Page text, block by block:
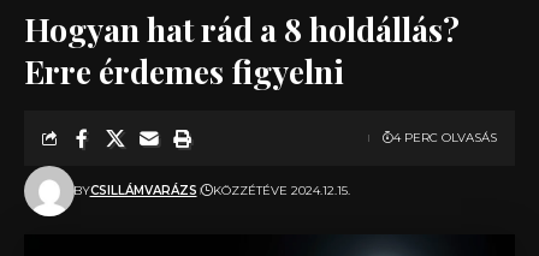
Hogyan hat rád a 8 holdállás?
Erre érdemes figyelni
BYCSILLÁMVARÁZS KÖZZÉTÉVE 2024.12.15.
4 PERC OLVASÁS